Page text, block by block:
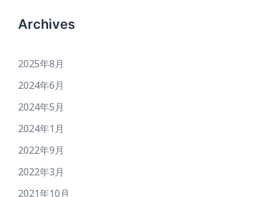
Archives
2025年8月
2024年6月
2024年5月
2024年1月
2022年9月
2022年3月
2021年10月